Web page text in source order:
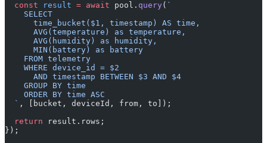
  const
result = await pool. query( `
    SELECT
      time_bucket($1, timestamp) AS time,
      AVG(temperature) as temperature,
      AVG(humidity) as humidity,
      MIN(battery) as battery
    FROM telemetry
    WHERE device_id = $2
      AND timestamp BETWEEN $3 AND $4
    GROUP BY time
    ORDER BY time ASC
  `
, [bucket, deviceId, from, to]);
  return
result.rows;
});